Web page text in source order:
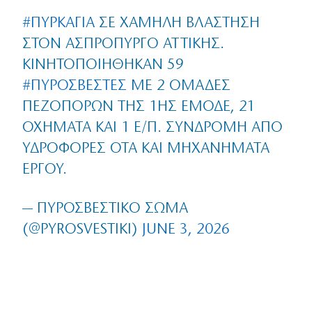
#ΠΥΡΚΑΓΙΆ ΣΕ ΧΑΜΗΛΉ ΒΛΆΣΤΗΣΗ
ΣΤΟΝ ΑΣΠΡΌΠΥΡΓΟ ΑΤΤΙΚΉΣ.
ΚΙΝΗΤΟΠΟΙΉΘΗΚΑΝ 59
#ΠΥΡΟΣΒΈΣΤΕΣ ΜΕ 2 ΟΜΆΔΕΣ
ΠΕΖΟΠΌΡΩΝ ΤΗΣ 1ΗΣ ΕΜΟΔΕ, 21
ΟΧΉΜΑΤΑ ΚΑΙ 1 Ε/Π. ΣΥΝΔΡΟΜΉ ΑΠΌ
ΥΔΡΟΦΌΡΕΣ ΟΤΑ ΚΑΙ ΜΗΧΑΝΉΜΑΤΑ
ΈΡΓΟΥ.
— ΠΥΡΟΣΒΕΣΤΙΚΌ ΣΏΜΑ
(@PYROSVESTIKI)
JUNE 3, 2026